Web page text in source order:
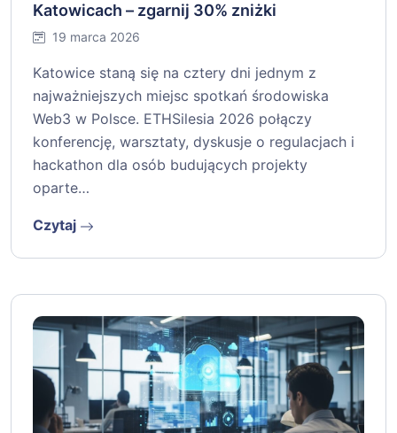
Katowicach – zgarnij 30% zniżki
19 marca 2026
Katowice staną się na cztery dni jednym z
najważniejszych miejsc spotkań środowiska
Web3 w Polsce. ETHSilesia 2026 połączy
konferencję, warsztaty, dyskusje o regulacjach i
hackathon dla osób budujących projekty
oparte…
Czytaj